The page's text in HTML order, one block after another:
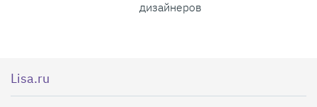
дизайнеров
Lisa.ru